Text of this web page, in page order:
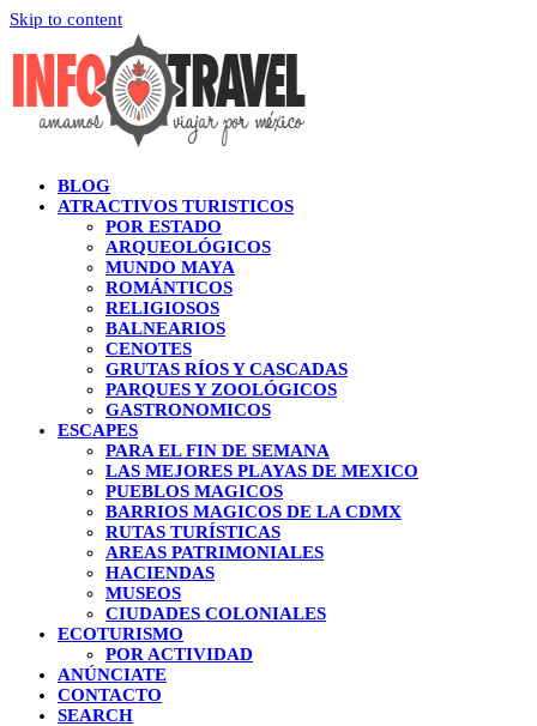
Skip to content
BLOG
ATRACTIVOS TURISTICOS
POR ESTADO
ARQUEOLÓGICOS
MUNDO MAYA
ROMÁNTICOS
RELIGIOSOS
BALNEARIOS
CENOTES
GRUTAS RÍOS Y CASCADAS
PARQUES Y ZOOLÓGICOS
GASTRONOMICOS
ESCAPES
PARA EL FIN DE SEMANA
LAS MEJORES PLAYAS DE MEXICO
PUEBLOS MAGICOS
BARRIOS MAGICOS DE LA CDMX
RUTAS TURÍSTICAS
AREAS PATRIMONIALES
HACIENDAS
MUSEOS
CIUDADES COLONIALES
ECOTURISMO
POR ACTIVIDAD
ANÚNCIATE
CONTACTO
SEARCH